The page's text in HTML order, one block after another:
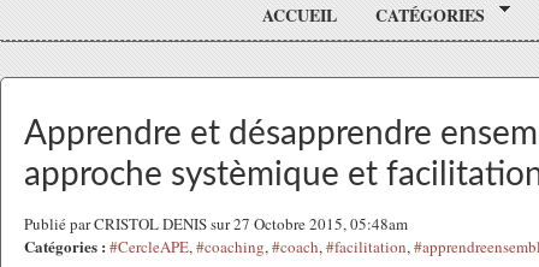
ACCUEIL CATÉGORIES
Apprendre et désapprendre
approche systèmique et
Publié par CRISTOL DENIS sur 27 Octobre 2015, 05:48am
Catégories : #CercleAPE,#coaching,#coach,#facilitation,